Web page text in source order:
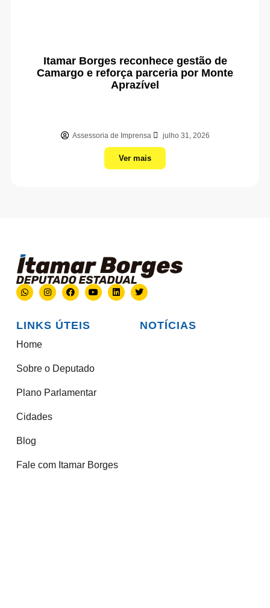
Itamar Borges reconhece gestão de
Camargo e reforça parceria por Monte
Aprazível
Assessoria de Imprensa julho 31, 2026
Ver mais
LINKS ÚTEIS
Home
Sobre o Deputado
Plano Parlamentar
Cidades
Blog
Fale com Itamar Borges
NOTÍCIAS